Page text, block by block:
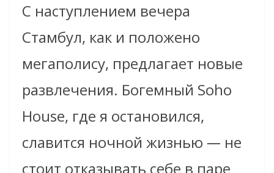
С наступлением вечера
Стамбул, как и положено
мегаполису, предлагает новые
развлечения. Богемный Soho
House, где я остановился,
славится ночной жизнью — не
стоит отказывать себе в паре